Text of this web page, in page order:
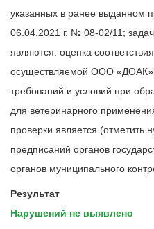
указанных в ранее выданном
06.04.2021 г. № 08-02/11;
являются: оценка
осуществляемой ООО
требований и условий при
для ветеринарного
проверки является (отметить
предписаний органов
органов муниципального
Результат
Нарушений не выявлено